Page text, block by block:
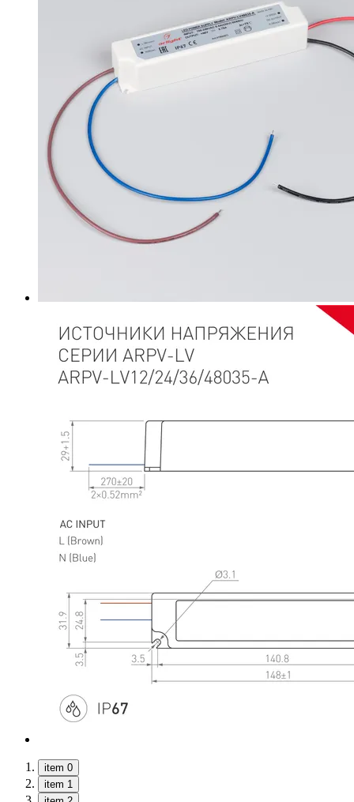
item 0
item 1